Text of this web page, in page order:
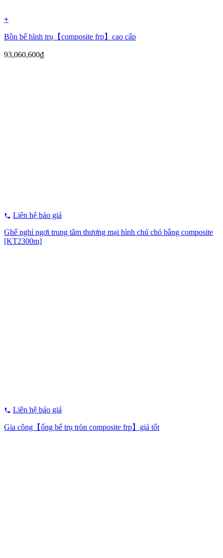
+
Bồn bể hình trụ【composite frp】cao cấp
93,060,600₫
Liên hệ báo giá
Ghế nghỉ ngơi trung tâm thương mại hình chú chó bằng composite
[KT2300m]
Liên hệ báo giá
Gia công【ống bể trụ tròn composite frp】giá tốt